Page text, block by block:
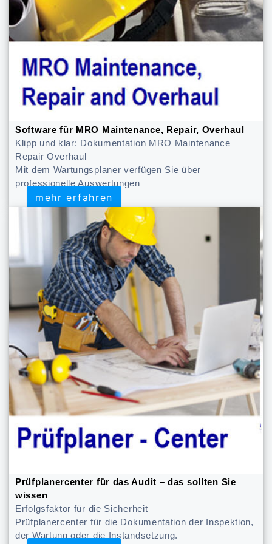
Software für MRO Maintenance, Repair, Overhaul
Klipp und klar: Dokumentation MRO Maintenance
Repair Overhaul
Mit dem Wartungsplaner verfügen Sie über
professionelle Auswertungen
mehr erfahren
mehr erfahren
Prüfplanercenter für das Audit – das sollten Sie
wissen
Erfolgsfaktor für die Sicherheit
Prüfplanercenter für die Dokumentation der Inspektion,
der Wartung oder die Instandsetzung.